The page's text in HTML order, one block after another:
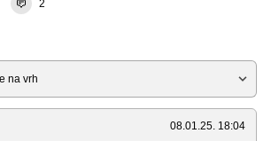
2
08.01.25. 18:04